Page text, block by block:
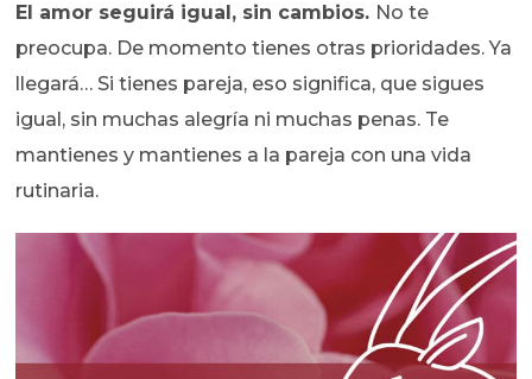
El amor seguirá igual, sin cambios. No te
preocupa. De momento tienes otras prioridades. Ya
llegará… Si tienes pareja, eso significa, que sigues
igual, sin muchas alegría ni muchas penas. Te
mantienes y mantienes a la pareja con una vida
rutinaria.